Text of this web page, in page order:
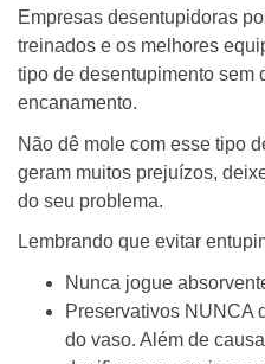
Empresas desentupidoras
treinados e os melhores
tipo de desentupimento sem
encanamento.
Não dê mole com esse tipo
geram muitos prejuízos,
do seu problema.
Lembrando que evitar
Nunca jogue
Preservativos NUNCA
do vaso. Além de